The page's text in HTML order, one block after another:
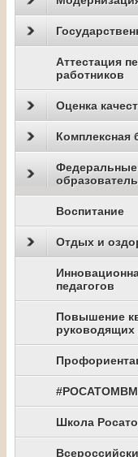
Аттестация
работников
Оценка
Комплексная
Федеральные
Воспитание
Отдых и
педагогов
Повышение
руководящих
Школа